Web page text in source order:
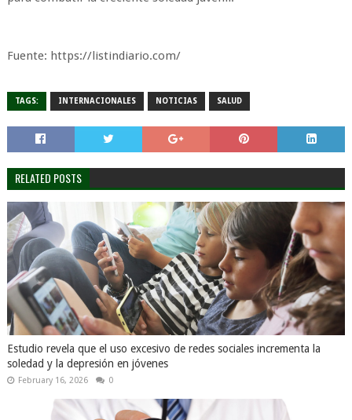
Fuente: https://listindiario.com/
TAGS: INTERNACIONALES NOTICIAS SALUD
RELATED POSTS
Estudio revela que el uso excesivo de redes sociales incrementa la
soledad y la depresión en jóvenes
February 16, 2026 0